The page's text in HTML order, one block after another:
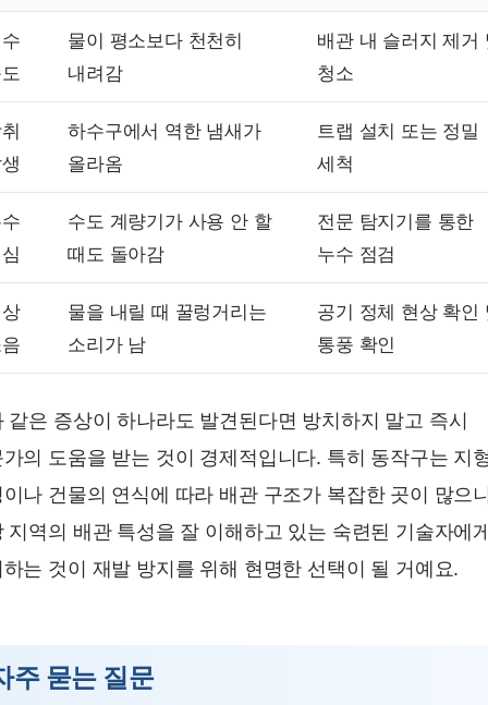
물이 평소보다 천천히
내려감
배관 내 슬러지 제거
청소
하수구에서 역한 냄새가
올라옴
트랩 설치 또는 정밀
세척
수도 계량기가 사용 안 할
때도 돌아감
전문 탐지기를 통한
누수 점검
물을 내릴 때 꿀렁거리는
소리가 남
공기 정체 현상 확인
통풍 확인
같은 증상이 하나라도 발견된다면 방치하지 말고 즉시
의 도움을 받는 것이 경제적입니다. 특히 동작구는 지
나 건물의 연식에 따라 배관 구조가 복잡한 곳이 많으
지역의 배관 특성을 잘 이해하고 있는 숙련된 기술자에
는 것이 재발 방지를 위해 현명한 선택이 될 거예요.
주 묻는 질문